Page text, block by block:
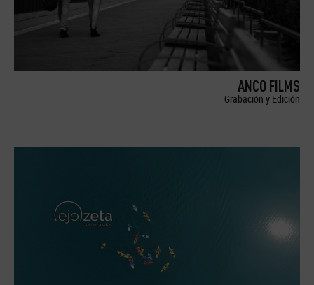
ANCO FILMS
Grabación y Edición